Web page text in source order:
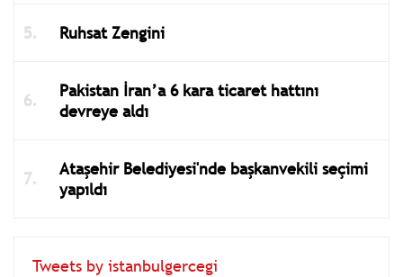
Ruhsat Zengini
Pakistan İran’a 6 kara ticaret hattını
devreye aldı
Ataşehir Belediyesi'nde başkanvekili seçimi
yapıldı
Tweets by istanbulgercegi